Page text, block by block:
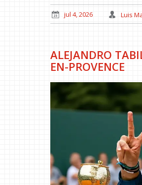
jul 4, 2026 Luis
ALEJANDRO
EN-PROVENCE